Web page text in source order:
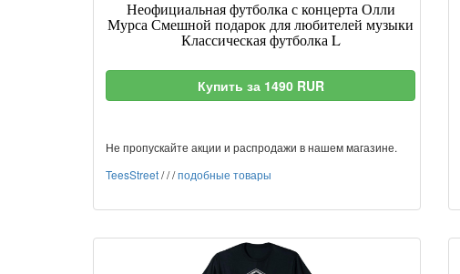
Неофициальная футболка с концерта Олли
Мурса Смешной подарок для любителей музыки
Классическая футболка L
Купить за 1490 RUR
Не пропускайте акции и распродажи в нашем магазине.
TeesStreet///подобные товары